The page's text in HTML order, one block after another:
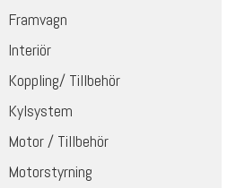
Framvagn
Interiör
Koppling/ Tillbehör
Kylsystem
Motor / Tillbehör
Motorstyrning